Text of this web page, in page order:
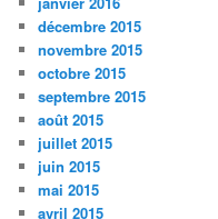
décembre 2015
novembre 2015
octobre 2015
septembre 2015
août 2015
juillet 2015
juin 2015
mai 2015
avril 2015